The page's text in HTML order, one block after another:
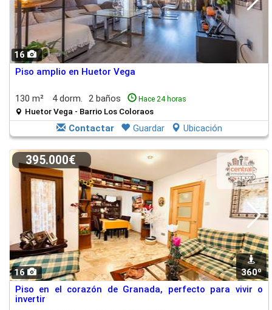
16
Piso amplio en Huetor Vega
130 m² 4 dorm. 2 baños Hace 24 horas
Huetor Vega - Barrio Los Coloraos
Contactar Guardar Ubicación
16 360º
395.000€
Piso en el corazón de Granada, perfecto para vivir o
invertir